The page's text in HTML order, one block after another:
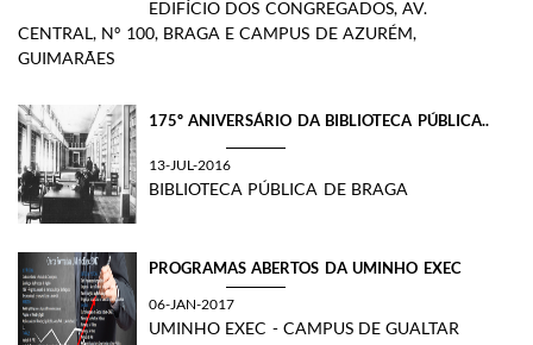
EDIFÍCIO DOS CONGREGADOS, AV.
CENTRAL, Nº 100, BRAGA E CAMPUS DE AZURÉM,
GUIMARÃES
175º ANIVERSÁRIO DA BIBLIOTECA PÚBLICA..
13-JUL-2016
BIBLIOTECA PÚBLICA DE BRAGA
PROGRAMAS ABERTOS DA UMINHO EXEC
06-JAN-2017
UMINHO EXEC - CAMPUS DE GUALTAR